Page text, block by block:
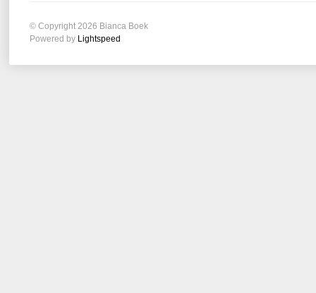
© Copyright 2026 Bianca Boek
Powered by Lightspeed